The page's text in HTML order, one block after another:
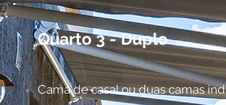
Quarto 3 - Duplo
Cama de casal ou duas camas